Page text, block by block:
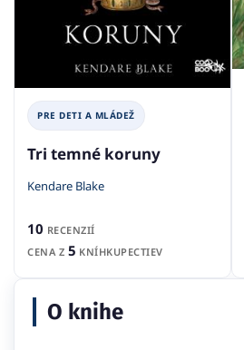
PRE DETI A MLÁDEŽ
Tri temné koruny
Kendare Blake
10 RECENZIÍ
CENA Z 5 KNÍHKUPECTIEV
O knihe